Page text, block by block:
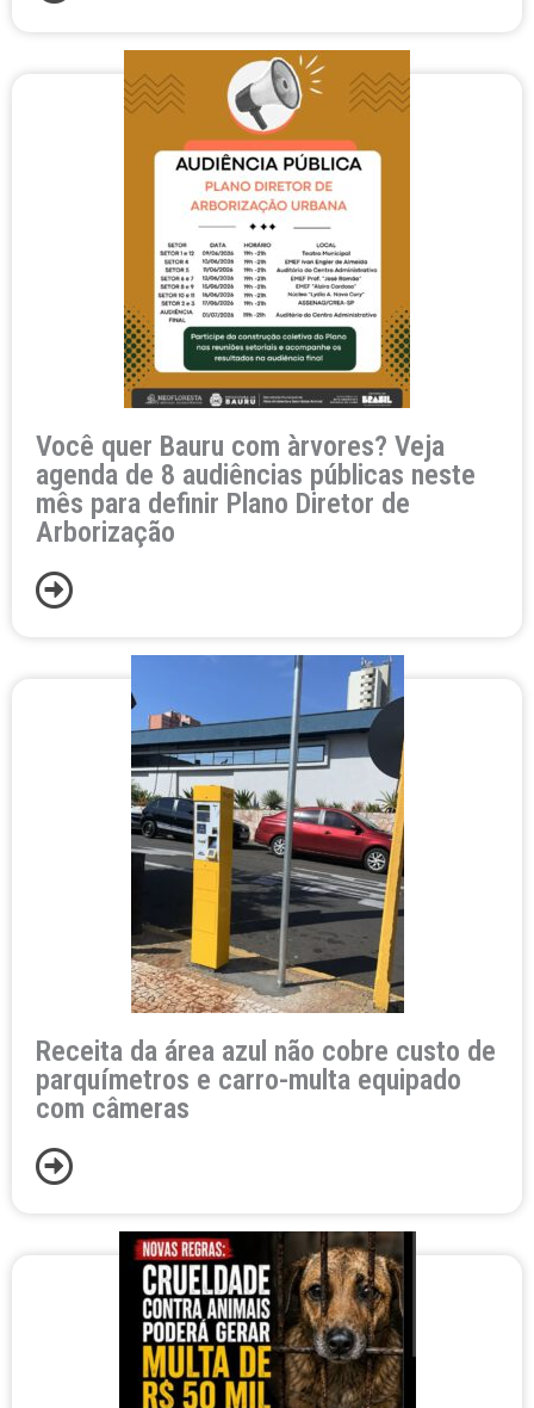
Você quer Bauru com àrvores? Veja
agenda de 8 audiências públicas neste
mês para definir Plano Diretor de
Arborização
Receita da área azul não cobre custo de
parquímetros e carro-multa equipado
com câmeras